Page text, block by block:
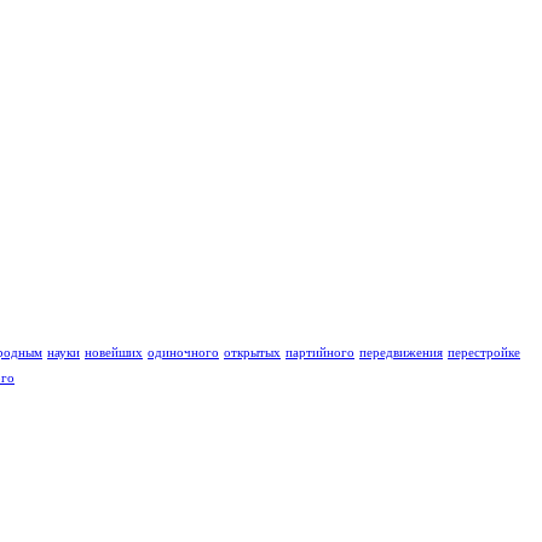
науки новейших одиночного открытых партийного передвижения перестройке